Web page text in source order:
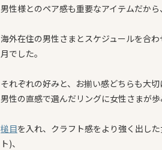
男性様とのペア感も重要なアイテムだか
海外在住の男性さまとスケジュールを合
月でした。
それぞれの好みと、お揃い感どちらも大
男性の直感で選んだリングに女性さまが
槌目を入れ、クラフト感をより強く出し
ト)、